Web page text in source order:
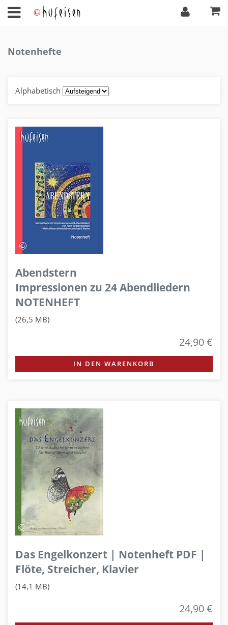
Notenhefte
Alphabetisch
Abendstern
Impressionen zu 24 Abendliedern
NOTENHEFT
(26,5 MB)
24,90 €
IN DEN WARENKORB
Das Engelkonzert | Notenheft PDF |
Flöte, Streicher, Klavier
(14,1 MB)
24,90 €